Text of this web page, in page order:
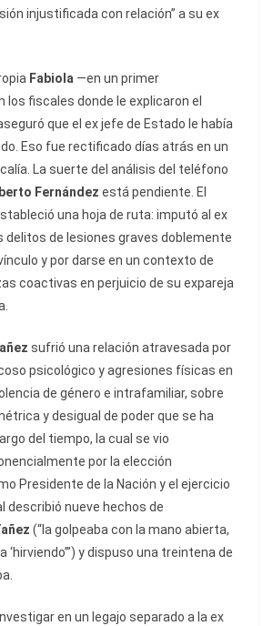
injustificada con relación” a su ex
Fabiola —en un primer
fiscales donde le explicaron el
que el ex jefe de Estado le había
Eso fue rectificado días atrás en un
La suerte del análisis del teléfono
Fernández está pendiente. El
una hoja de ruta: imputó al ex
delitos de lesiones graves doblemente
y por darse en un contexto de
coactivas en perjuicio de su expareja
sufrió una relación atravesada por
psicológico y agresiones físicas en
de género e intrafamiliar, sobre
y desigual de poder que se ha
del tiempo, la cual se vio
por la elección
Presidente de la Nación y el ejercicio
describió nueve hechos de
(“la golpeaba con la mano abierta,
‘hirviendo’”) y dispuso una treintena de
en un legajo separado a la ex